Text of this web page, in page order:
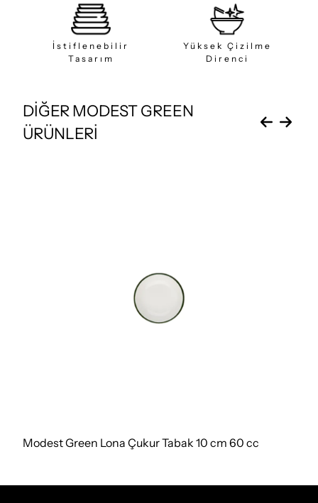
İstiflenebilir
Tasarım
Yüksek Çizilme
Direnci
DİĞER MODEST GREEN
ÜRÜNLERİ
Modest Green Lona Çukur Tabak 10 cm 60 cc